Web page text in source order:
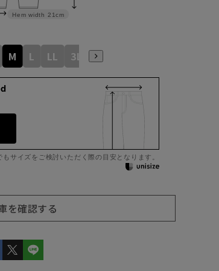
Hem width 21cm
M L LL 3L
もサイズをご検討いただく際の目安となります。